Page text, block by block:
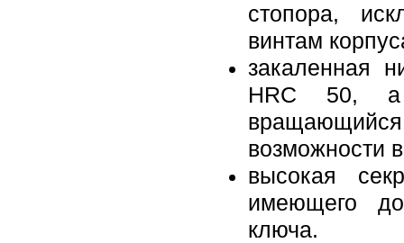
стопора,
винтам
закаленная
HRC 50, а
возможности
высокая
имеющего
ключа.